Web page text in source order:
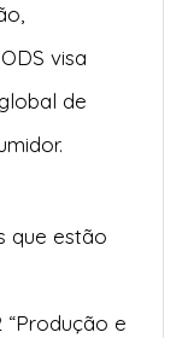
visa
de
que estão
“Produção e